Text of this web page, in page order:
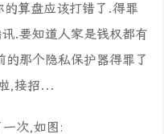
算盘应该打错了.得罪
.要知道人家是钱权都有
那个隐私保护器得罪了
,接招...
次,如图: